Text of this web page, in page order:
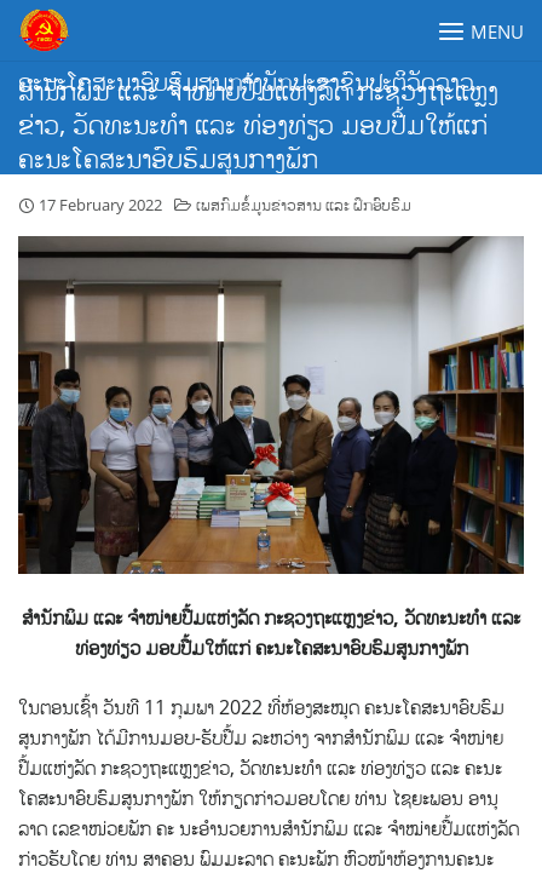
Skip
content
ຄະນະໂຄສະນາອົບຮົມສູນກາງພັກປະຊາຊົນປະຕິວັດລາວ
MENU
ສໍານັກພິມ ແລະ ຈໍາໜ່າຍປື້ມແຫ່ງລັດ ກະຊວງຖະແຫຼງ
ຂ່າວ, ວັດທະນະທໍາ ແລະ ທ່ອງທ່ຽວ ມອບປື້ມໃຫ້ແກ່
ຄະນະໂຄສະນາອົບຮົມສູນກາງພັກ
17 February 2022 ເພສກົມຂໍ້ມູນຂ່າວສານ ແລະ ຝຶກອົບຮົມ
ສໍານັກພິມ ແລະ ຈໍາໜ່າຍປື້ມແຫ່ງລັດ ກະຊວງຖະແຫຼງຂ່າວ, ວັດທະນະທໍາ ແລະ
ທ່ອງທ່ຽວ ມອບປື້ມໃຫ້ແກ່ ຄະນະໂຄສະນາອົບຮົມສູນກາງພັກ
ໃນຕອນເຊົ້າ ວັນທີ 11 ກຸມພາ 2022 ທີ່ຫ້ອງສະໝຸດ ຄະນະໂຄສະນາອົບຮົມ
ສູນກາງພັກ ໄດ້ມີການມອບ-ຮັບປື້ມ ລະຫວ່າງຈາກສໍານັກພິມ ແລະ ຈໍາໜ່າຍ
ປື້ມແຫ່ງລັດ ກະຊວງຖະແຫຼງຂ່າວ, ວັດທະນະທໍາ ແລະ ທ່ອງທ່ຽວ ແລະ ຄະນະ
ໂຄສະນາອົບຮົມສູນກາງພັກ ໃຫ້ກຽດກ່າວມອບໂດຍ ທ່ານ ໄຊຍະພອນ ອານຸ
ລາດ ເລຂາໜ່ວຍພັກ ຄະ ນະອໍານວຍການສໍານັກພິມ ແລະ ຈໍາໝ່າຍປື້ມແຫ່ງລັດ
ກ່າວຮັບໂດຍ ທ່ານ ສາຄອນ ພົມມະລາດ ຄະນະພັກ ຫົວໜ້າຫ້ອງການຄະນະ